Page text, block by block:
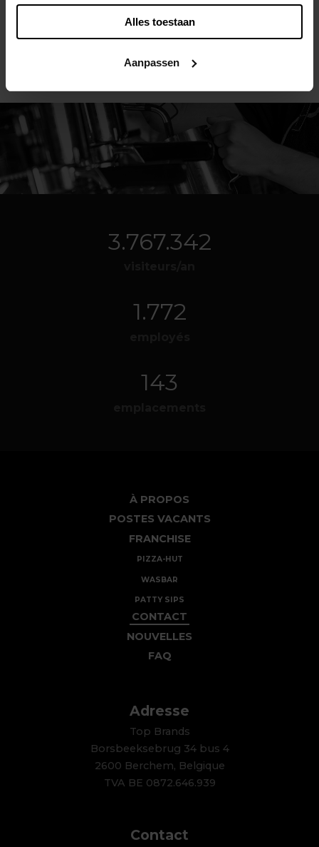
Alles toestaan
Aanpassen
4.168.920
1.960
158
À PROPOS
POSTES VACANTS
FRANCHISE
PIZZA-HUT
WASBAR
PATTY SIPS
CONTACT
NOUVELLES
FAQ
Adresse
Top Brands
Borsbeeksebrug 34 bus 4
2600 Berchem, Belgique
TVA BE 0872.646.939
Contact